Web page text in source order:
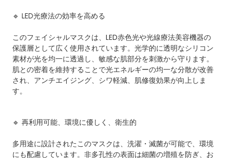
🔹 LED光療法の効率を高める
このフェイシャルマスクは、LED赤色光や光線療法美容機器の
保護層として広く使用されています。光学的に透明なシリコン
素材が光を均一に透過し、敏感な肌部分を刺激から守ります。
肌との密着を維持することで光エネルギーの均一な分散が改善
され、アンチエイジング、シワ軽減、肌修復効果が向上しま
す。
🔹 再利用可能、環境に優しく、衛生的
多用途に設計されたこのマスクは、洗濯・滅菌が可能で、環境
にも配慮しています。非多孔性の表面は細菌の増殖を防ぎ、お